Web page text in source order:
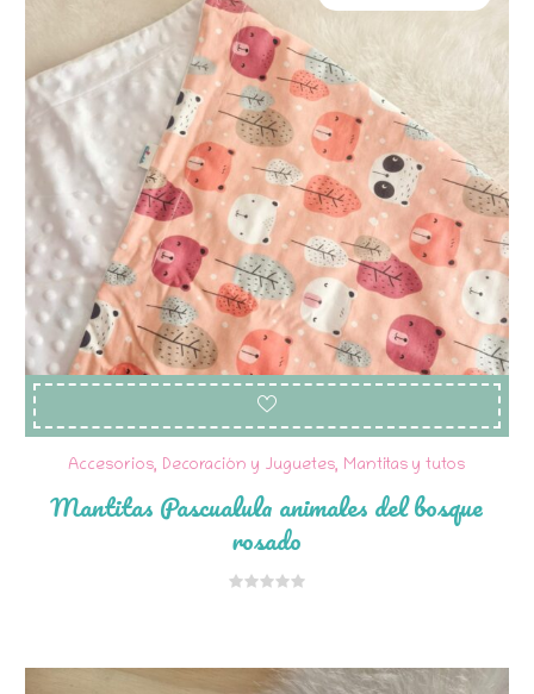
Accesorios, Decoración y Juguetes, Mantitas y tutos
Mantitas Pascualula animales del bosque
rosado